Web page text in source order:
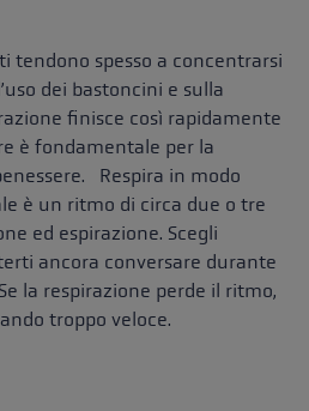
tendono spesso a concentrarsi
dei bastoncini e sulla
finisce così rapidamente
è fondamentale per la
Respira in modo
è un ritmo di circa due o tre
ed espirazione. Scegli
ancora conversare durante
la respirazione perde il ritmo,
troppo veloce.